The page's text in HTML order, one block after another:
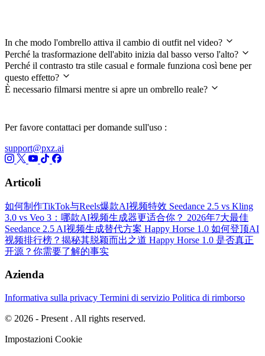
In che modo l'ombrello attiva il cambio di outfit nel video?
Perché la trasformazione dell'abito inizia dal basso verso l'alto?
Perché il contrasto tra stile casual e formale funziona così bene per
questo effetto?
È necessario filmarsi mentre si apre un ombrello reale?
Per favore contattaci per domande sull'uso :
support@pxz.ai
Articoli
如何制作TikTok与Reels爆款AI视频特效 Seedance 2.5 vs Kling
3.0 vs Veo 3：哪款AI视频生成器更适合你？ 2026年7大最佳
Seedance 2.5 AI视频生成替代方案 Happy Horse 1.0 如何登顶AI
视频排行榜？揭秘其脱颖而出之道 Happy Horse 1.0 是否真正
开源？你需要了解的事实
Azienda
Informativa sulla privacy Termini di servizio Politica di rimborso
© 2026 - Present . All rights reserved.
Impostazioni Cookie